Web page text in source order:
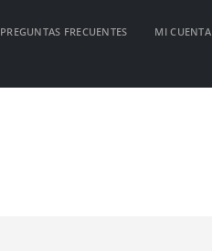
PREGUNTAS FRECUENTES
MI CUENTA